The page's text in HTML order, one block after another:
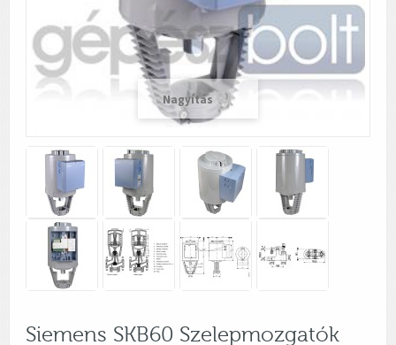
Nagyítás
Siemens SKB60 Szelepmozgatók